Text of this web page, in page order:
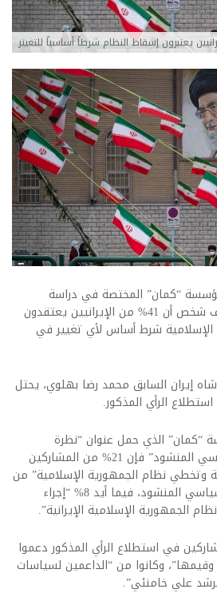
“كمان” المختصة في دراسة
الأفكار، على أكثر من 20 ألف شخص أن 41% من الإيرانيين يعتقدون
شرط أساس لأي تغيير في
إيران السابق محمد رضا بهلوي، يحتل
الرأي المذكور.
الذي حمل عنوان “نظرة
الإيرانيين إزاء النظام السياسي المنشود” فإن 21% من المشاركين
وتخطي نظام الجمهورية الإسلامية” من
أجل التوصل إلى النظام السياسي المنشود، فيما أيد 8% “إجراء
الجمهورية الإسلامية الإيرانية”.
من المشاركين في استطلاع الرأي المذكور دعموا
وكانوا من “الداعمين لسياسات
علي خامنئي”.